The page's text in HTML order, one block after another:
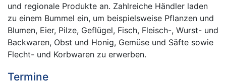
und regionale Produkte an. Zahlreiche Händler laden
zu einem Bummel ein, um beispielsweise Pflanzen und
Blumen, Eier, Pilze, Geflügel, Fisch, Fleisch-, Wurst- und
Backwaren, Obst und Honig, Gemüse und Säfte sowie
Flecht- und Korbwaren zu erwerben.
Termine